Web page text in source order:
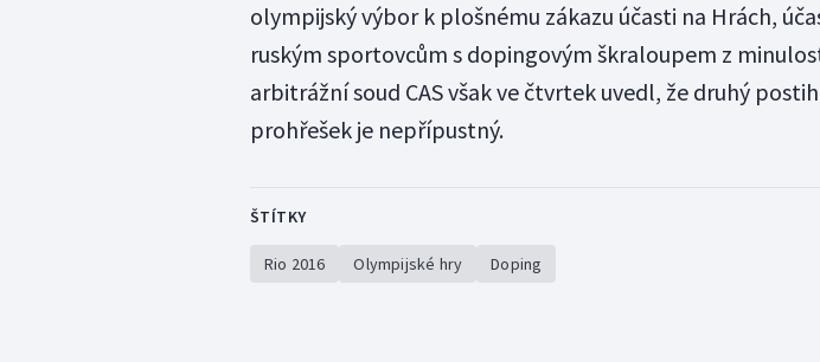
olympijský výbor k plošnému zákazu účasti na Hrách,
ruským sportovcům s dopingovým škraloupem z
arbitrážní soud CAS však ve čtvrtek uvedl, že druhý
prohřešek je nepřípustný.
ŠTÍTKY
Rio 2016 Olympijské hry Doping